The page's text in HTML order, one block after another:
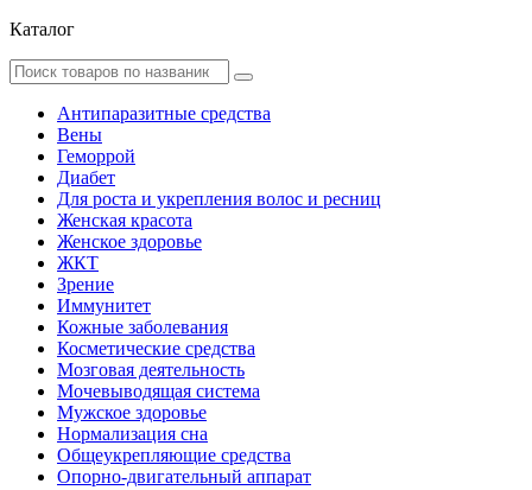
Каталог
Антипаразитные средства
Вены
Геморрой
Диабет
Для роста и укрепления волос и ресниц
Женская красота
Женское здоровье
ЖКТ
Зрение
Иммунитет
Кожные заболевания
Косметические средства
Мозговая деятельность
Мочевыводящая система
Мужское здоровье
Нормализация сна
Общеукрепляющие средства
Опорно-двигательный аппарат